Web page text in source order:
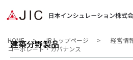
建築分野製品
HOME IRトップページ
経営情
コーポレート・ガバナンス